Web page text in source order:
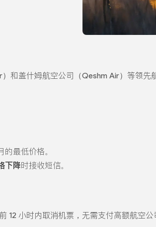
和盖什姆航空公司（Qeshm Air）等领
最低价格。
下降时接收短信。
小时内取消机票，无需支付高额航空公